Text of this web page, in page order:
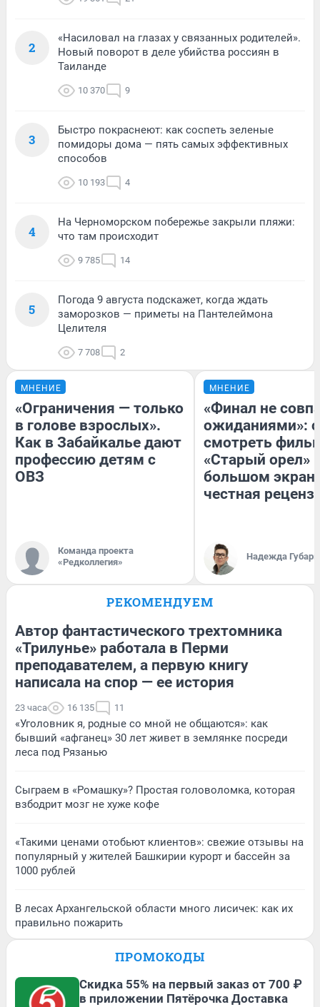
2
«Насиловал на глазах у связанных родителей».
Новый поворот в деле убийства россиян в
Таиланде
10 370 9
3
Быстро покраснеют: как соспеть зеленые
помидоры дома — пять самых эффективных
способов
10 193 4
4
На Черноморском побережье закрыли пляжи:
что там происходит
9 785 14
5
Погода 9 августа подскажет, когда ждать
заморозков — приметы на Пантелеймона
Целителя
7 708 2
МНЕНИЕ
«Ограничения — только
в голове взрослых».
Как в Забайкалье дают
профессию детям с
ОВЗ
Команда проекта
«Редколлегия»
МНЕНИЕ
«Финал не
ожиданиями»:
смотреть
«Старый орел»
большом
честная
Надежда Губарь
РЕКОМЕНДУЕМ
Автор фантастического трехтомника
«Трилунье» работала в Перми
преподавателем, а первую книгу
написала на спор — ее история
23 часа 16 135 11
«Уголовник я, родные со мной не общаются»: как
бывший «афганец» 30 лет живет в землянке посреди
леса под Рязанью
Сыграем в «Ромашку»? Простая головоломка, которая
взбодрит мозг не хуже кофе
«Такими ценами отобьют клиентов»: свежие отзывы на
популярный у жителей Башкирии курорт и бассейн за
1000 рублей
В лесах Архангельской области много лисичек: как их
правильно пожарить
ПРОМОКОДЫ
Скидка 55% на первый заказ от 700 ₽
в приложении Пятёрочка Доставка